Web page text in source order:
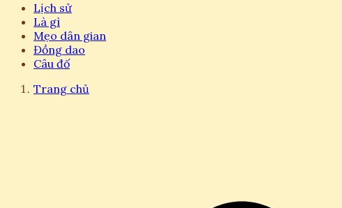
Lịch sử
Là gì
Mẹo dân gian
Đồng dao
Câu đố
Trang chủ